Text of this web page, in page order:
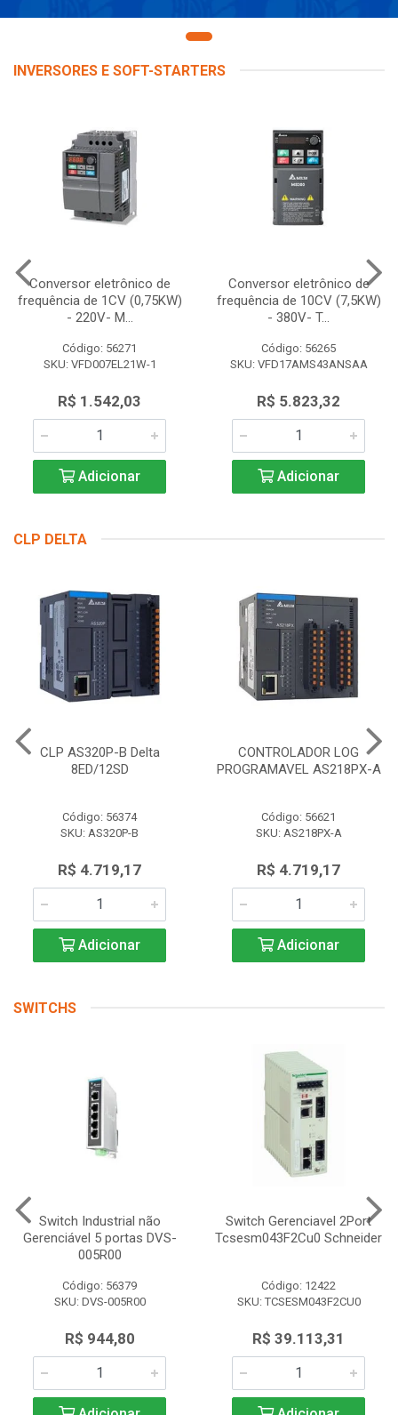
INVERSORES E SOFT-STARTERS
Conversor eletrônico de
frequência de 1CV (0,75KW)
- 220V- M...
Código: 56271
SKU: VFD007EL21W-1
R$ 1.542,03
Adicionar
Conversor eletrônico de
frequência de 10CV (7,5KW)
- 380V- T...
Código: 56265
SKU: VFD17AMS43ANSAA
R$ 5.823,32
Adicionar
CLP DELTA
CLP AS320P-B Delta
8ED/12SD
Código: 56374
SKU: AS320P-B
R$ 4.719,17
Adicionar
CONTROLADOR LOG
PROGRAMAVEL AS218PX-A
Código: 56621
SKU: AS218PX-A
R$ 4.719,17
Adicionar
SWITCHS
Switch Industrial não
Gerenciável 5 portas DVS-
005R00
Código: 56379
SKU: DVS-005R00
R$ 944,80
Switch Gerenciavel 2Port
Tcsesm043F2Cu0 Schneider
Código: 12422
SKU: TCSESM043F2CU0
R$ 39.113,31